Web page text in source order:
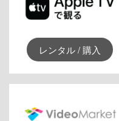
レンタル / 購入